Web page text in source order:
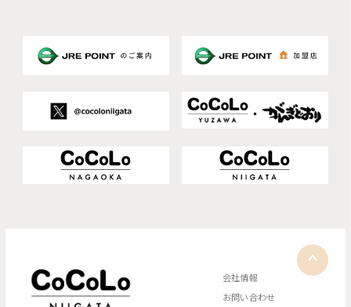
会社情報
お問い合わせ